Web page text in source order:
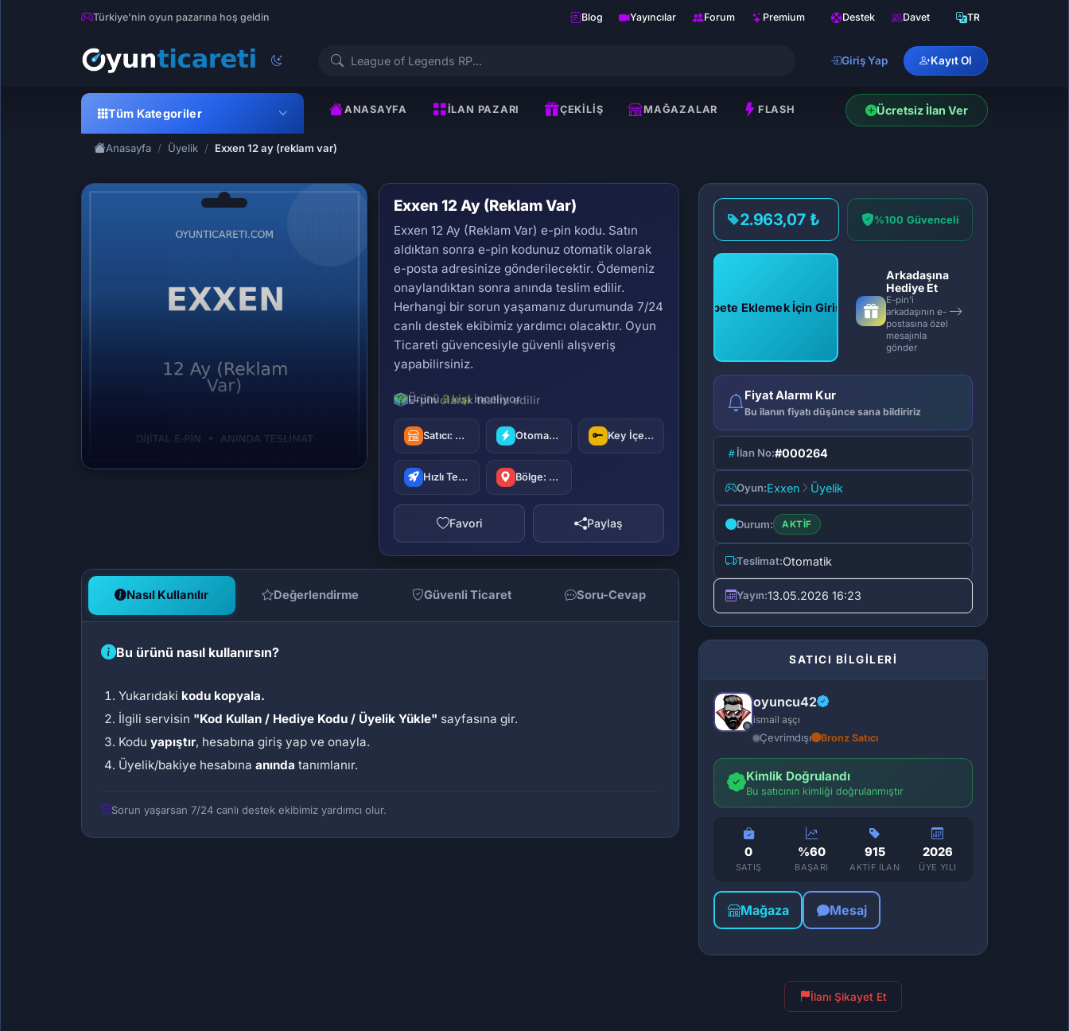
Türkiye'nin oyun pazarına hoş geldin Blog Yayıncılar Forum Premium Destek Davet TR
Giriş Yap Kayıt Ol
Tüm Kategoriler ANASAYFA İLAN PAZARI ÇEKILIŞ MAĞAZALAR FLASH Ücretsiz İlan Ver
Anasayfa Üyelik Exxen 12 ay (reklam var)
Exxen 12 Ay (Reklam Var)
Exxen 12 Ay (Reklam Var) e-pin kodu. Satın
aldıktan sonra e-pin kodunuz otomatik olarak
e-posta adresinize gönderilecektir. Ödemeniz
onaylandıktan sonra anında teslim edilir.
Herhangi bir sorun yaşamanız durumunda 7/24
canlı destek ekibimiz yardımcı olacaktır. Oyun
Ticareti güvencesiyle güvenli alışveriş
yapabilirsiniz.
E-pin olarak teslim edilir
Satıcı:
oyuncu42 Otomatik Teslimat Key İçerir
Hızlı Teslimat Bölge: Türkiye
Favori Paylaş
Nasıl Kullanılır Değerlendirme Güvenli Ticaret Soru-Cevap
Bu ürünü nasıl kullanırsın?
Yukarıdaki kodu kopyala.
İlgili servisin "Kod Kullan / Hediye Kodu / Üyelik Yükle" sayfasına gir.
Koduyapıştır, hesabına giriş yap ve onayla.
Üyelik/bakiye hesabınaanında tanımlanır.
Sorun yaşarsan 7/24 canlı destek ekibimiz yardımcı olur.
2.963,07 ₺ %100 Güvenceli
Sepete Eklemek İçin Giriş Yap
Arkadaşına
Hediye Et
E-pin'i
arkadaşının e-
postasına özel
mesajınla
gönder
Fiyat Alarmı Kur
Bu ilanın fiyatı düşünce sana bildiririz
İlan No:#000264
Oyun:Exxen Üyelik
Durum: AKTIF
Teslimat:Otomatik
Yayın:13.05.2026 16:23
SATICI BİLGİLERİ
oyuncu42
ismail aşçı
Çevrimdışı Bronz Satıcı
Kimlik Doğrulandı
Bu satıcının kimliği doğrulanmıştır
0
SATIŞ
%60
BAŞARI
915
AKTIF İLAN
2026
ÜYE YILI
Mağaza Mesaj
İlanı Şikayet Et